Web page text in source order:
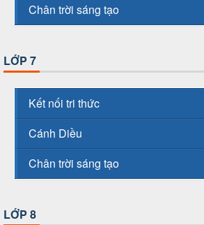
Chân trời sáng tạo
LỚP 7
Kết nối tri thức
Cánh Diều
Chân trời sáng tạo
LỚP 8